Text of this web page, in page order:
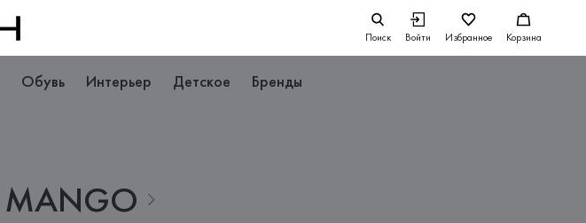
Поиск Войти Избранное Корзина
Обувь Интерьер Детское Бренды
MANGO